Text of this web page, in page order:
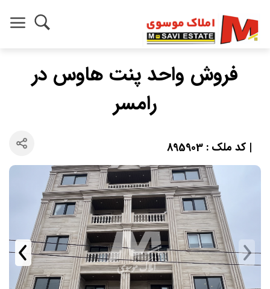
فروش واحد پنت هاوس در
رامسر
| کد ملک : 895903